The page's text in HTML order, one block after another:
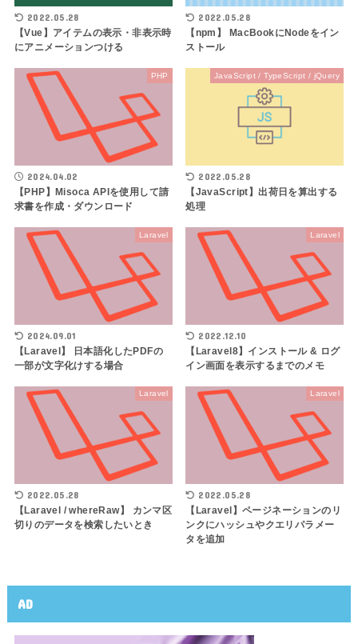
2022.05.28
【Vue】アイテムの表示・非表示時
にアニメーションつける
2022.05.28
【npm】 MacBookにNodeをイン
ストール
PHP
2024.04.02
【PHP】Misoca APIを使用して請
求書を作成・ダウンロード
JavaScript / TypeScript / jQuery
2022.05.28
【JavaScript】出荷日を算出する
処理
Laravel
2024.09.01
【Laravel】 日本語化したPDFの
一部が文字化けする場合
Laravel
2022.12.10
【Laravel8】インストール & ログ
イン画面を表示するまでのメモ
Laravel
2022.05.28
【Laravel / whereRaw】 カンマ区
切りのデータを検索したいとき
Laravel
2022.05.28
【Laravel】ページネーションのリ
ンクにハッシュやクエリパラメー
タを追加
AD